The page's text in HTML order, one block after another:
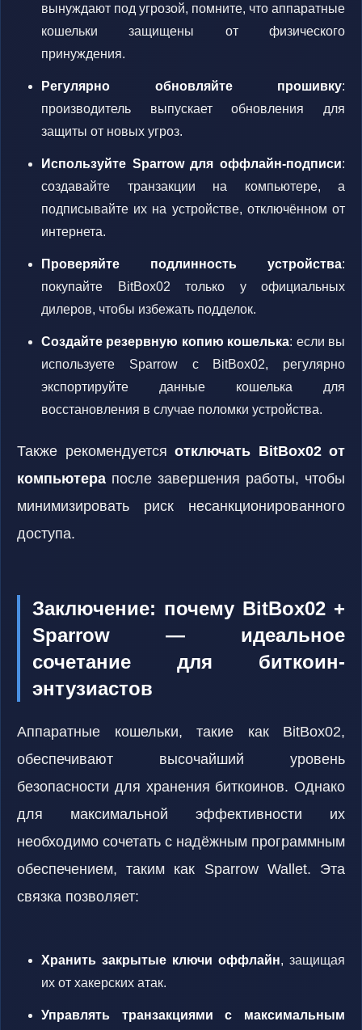
вынуждают под угрозой, помните, что аппаратные
кошельки защищены от физического
принуждения.
Регулярно обновляйте прошивку:
производитель выпускает обновления для
защиты от новых угроз.
Используйте Sparrow для оффлайн-подписи:
создавайте транзакции на компьютере, а
подписывайте их на устройстве, отключённом от
интернета.
Проверяйте подлинность устройства:
покупайте BitBox02 только у официальных
дилеров, чтобы избежать подделок.
Создайте резервную копию кошелька: если вы
используете Sparrow с BitBox02, регулярно
экспортируйте данные кошелька для
восстановления в случае поломки устройства.
Также рекомендуется отключать BitBox02 от
компьютера после завершения работы, чтобы
минимизировать риск несанкционированного
доступа.
Заключение: почему BitBox02 +
Sparrow — идеальное
сочетание для биткоин-
энтузиастов
Аппаратные кошельки, такие как BitBox02,
обеспечивают высочайший уровень
безопасности для хранения биткоинов. Однако
для максимальной эффективности их
необходимо сочетать с надёжным программным
обеспечением, таким как Sparrow Wallet. Эта
связка позволяет:
Хранить закрытые ключи оффлайн, защищая
их от хакерских атак.
Управлять транзакциями с максимальным